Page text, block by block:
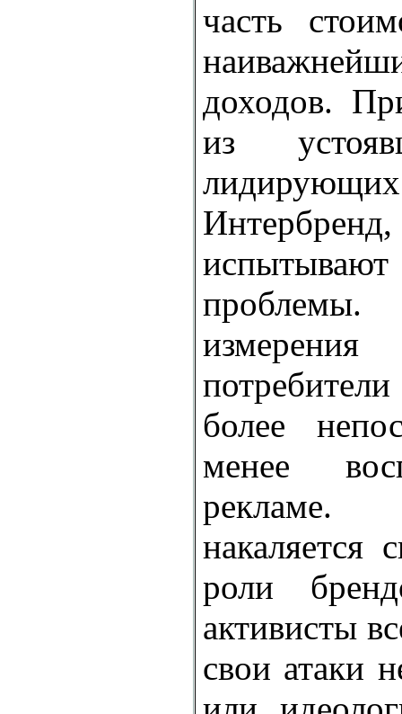
часть
доходов.
из
проблемы.
измерения
более
менее
рекламе.
накаляется
роли
активисты
свои атаки